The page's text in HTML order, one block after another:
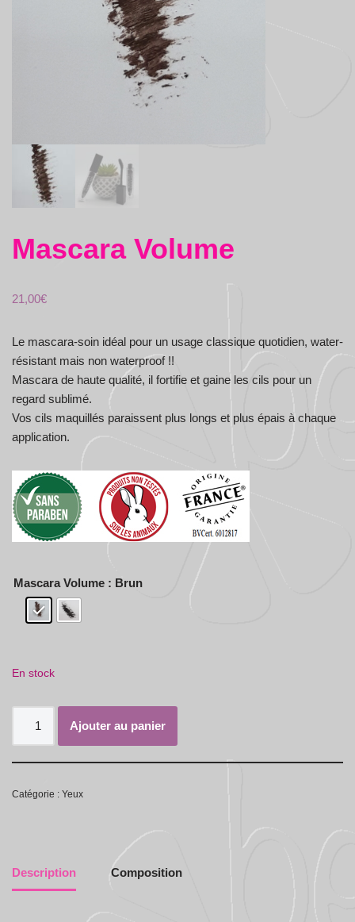
Mascara Volume
21,00€
Le mascara-soin idéal pour un usage classique quotidien, water-
résistant mais non waterproof !!
Mascara de haute qualité, il fortifie et gaine les cils pour un
regard sublimé.
Vos cils maquillés paraissent plus longs et plus épais à chaque
application.
Mascara Volume : Brun
En stock
Ajouter au panier
Catégorie : Yeux
Description Composition